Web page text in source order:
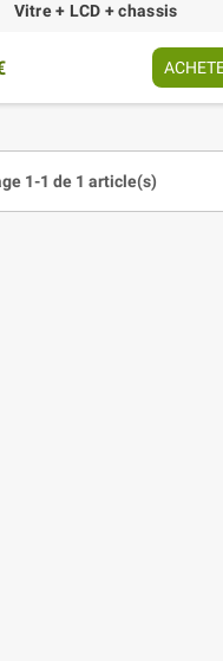
Vitre + LCD + chassis
1-1 de 1 article(s)